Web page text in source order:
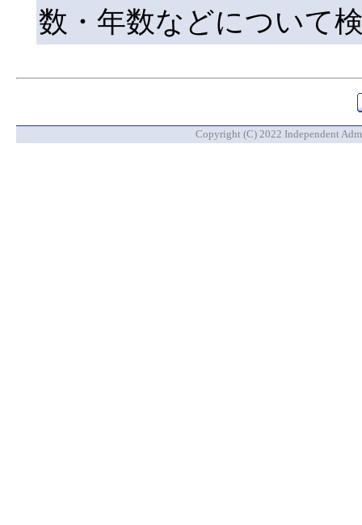
数・年数などについて
Copyright (C) 2022 Independent